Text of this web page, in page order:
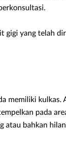
gigi yang telah
memiliki
pada
atau bahkan